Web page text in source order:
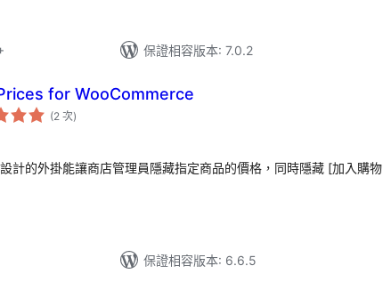
保證相容版本: 7.0.2
for WooCommerce
(2 次評
分)
計的外掛能讓商店管理員隱藏指定商品的價格，同時隱藏 [加入購物
保證相容版本: 6.6.5